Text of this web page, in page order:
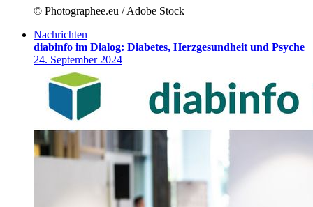
© Photographee.eu / Adobe Stock
Nachrichten
diabinfo im Dialog: Diabetes, Herzgesundheit und Psyche
24. September 2024